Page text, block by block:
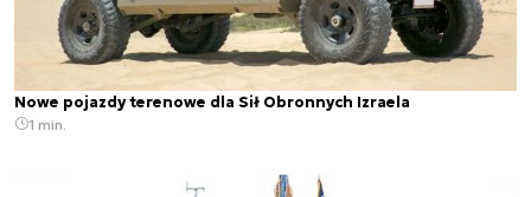
Nowe pojazdy terenowe dla Sił Obronnych Izraela
1 min.